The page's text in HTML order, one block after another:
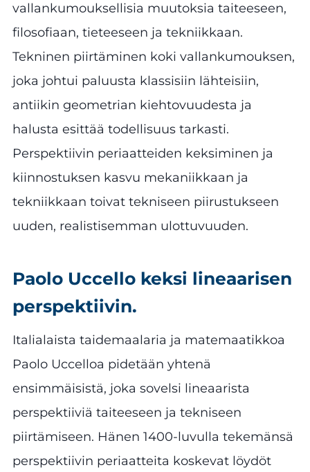
vallankumouksellisia muutoksia taiteeseen,
filosofiaan, tieteeseen ja tekniikkaan.
Tekninen piirtäminen koki vallankumouksen,
joka johtui paluusta klassisiin lähteisiin,
antiikin geometrian kiehtovuudesta ja
halusta esittää todellisuus tarkasti.
Perspektiivin periaatteiden keksiminen ja
kiinnostuksen kasvu mekaniikkaan ja
tekniikkaan toivat tekniseen piirustukseen
uuden, realistisemman ulottuvuuden.
Paolo Uccello keksi lineaarisen
perspektiivin.
Italialaista taidemaalaria ja matemaatikkoa
Paolo Uccelloa pidetään yhtenä
ensimmäisistä, joka sovelsi lineaarista
perspektiiviä taiteeseen ja tekniseen
piirtämiseen. Hänen 1400-luvulla tekemänsä
perspektiivin periaatteita koskevat löydöt